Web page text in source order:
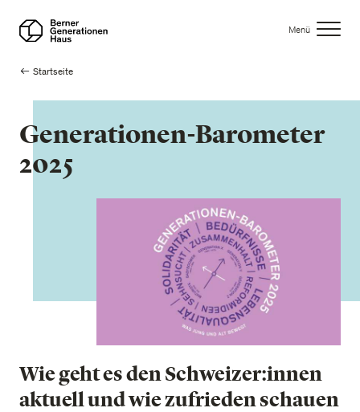
zum
Menü
Pfadnavigation
Startseite
Generationen-Barometer
2025
Wie geht es den Schweizer:innen
aktuell und wie zufrieden schauen